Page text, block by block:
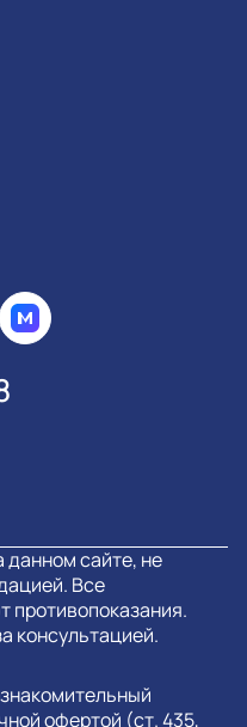
сайте, не
Все
консультацией.
офертой (ст. 435,